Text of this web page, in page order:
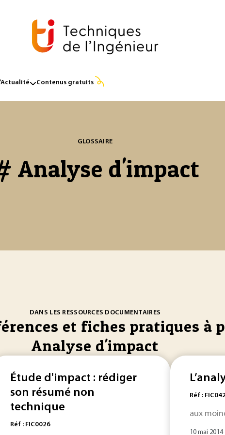
Contenus gratuits
GLOSSAIRE
Analyse d'impact
DANS LES RESSOURCES DOCUMENTAIRES
et fiches pratiques à
Analyse d'impact
à effectuer pour la mise en place ’un système... et
Étude d'impact : rédiger
son résumé non
technique
Réf : FIC0026
Réf :
aux
10 mai 2014